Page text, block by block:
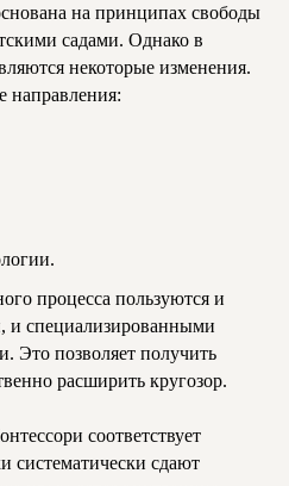
на принципах свободы
садами. Однако в
некоторые изменения.
направления:
процесса пользуются и
и специализированными
Это позволяет получить
расширить кругозор.
соответствует
сдают